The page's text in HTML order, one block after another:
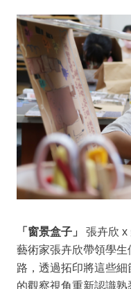
「窗景盒子」
張卉欣 x
藝術家張卉欣帶領學
路，透過拓印將這些
的觀察視角重新認識